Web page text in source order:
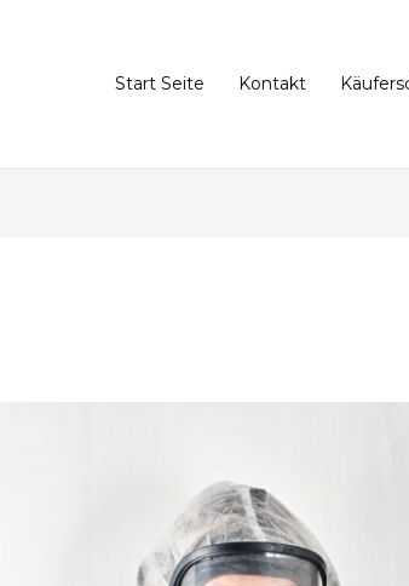
Start Seite Kontakt